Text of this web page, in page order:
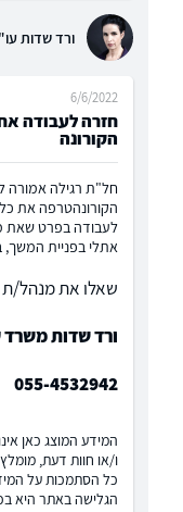
ורד שדות
חזרה לעבודה
הקורונה
6/6/2022
חל"ת רגילה אמורה
הקורונהטרפה את
לעבודה בפרט שאת
אתלי בפניית המשך,
שאלו את מנהל/ת
ורד שדות
055-4532942
המידע המוצג כאן
ו/או חוות דעת,
כל הסתמכות על
הגלישה באתר היא